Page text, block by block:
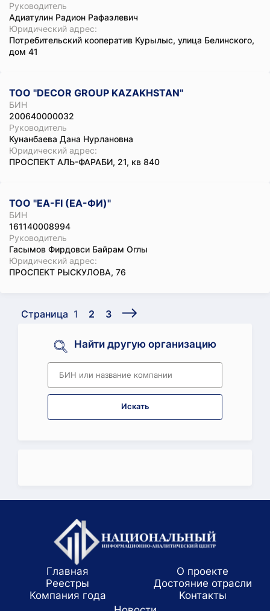
Руководитель
Адиатулин Радион Рафаэлевич
Юридический адрес:
Потребительский кооператив Курылыс, улица Белинского,
дом 41
ТОО "DECOR GROUP KAZAKHSTAN"
БИН
200640000032
Руководитель
Кунанбаева Дана Нурлановна
Юридический адрес:
ПРОСПЕКТ АЛЬ-ФАРАБИ, 21, кв 840
ТОО "EA-FI (ЕА-ФИ)"
БИН
161140008994
Руководитель
Гасымов Фирдовси Байрам Оглы
Юридический адрес:
ПРОСПЕКТ РЫСКУЛОВА, 76
Страница 1 2 3
Найти другую организацию
Искать
Главная
О проекте
Реестры
Достояние отрасли
Компания года
Koнтaкты